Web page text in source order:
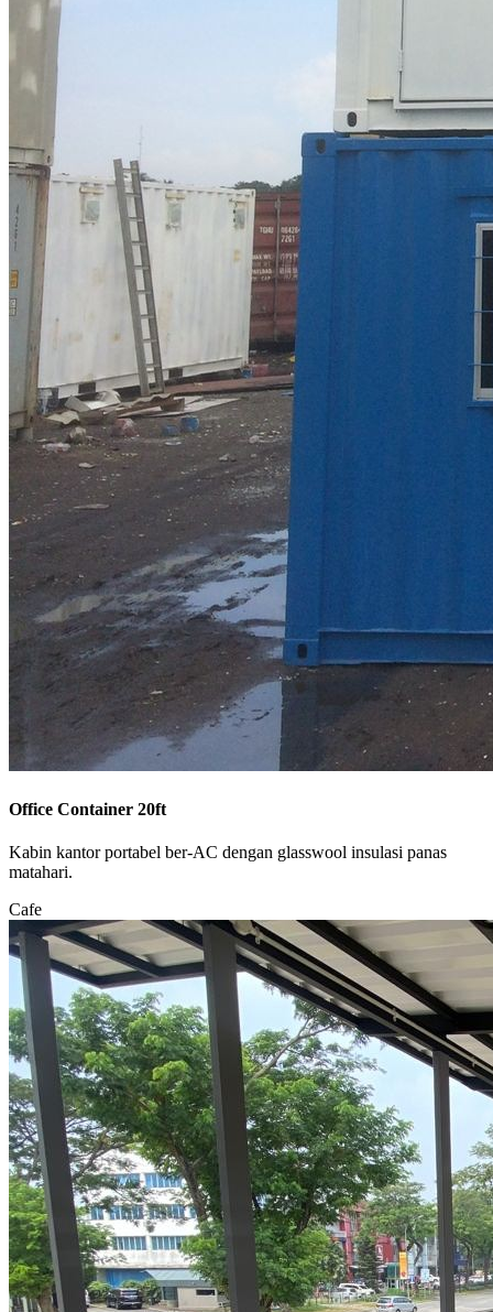
Office Container 20ft
Kabin kantor portabel ber-AC dengan glasswool insulasi panas
matahari.
Cafe